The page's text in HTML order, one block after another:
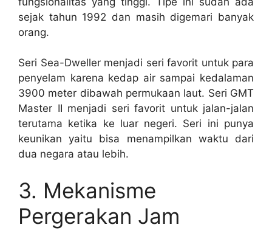
sejak tahun 1992 dan masih digemari banyak
orang.
Seri Sea-Dweller menjadi seri favorit untuk para
penyelam karena kedap air sampai kedalaman
3900 meter dibawah permukaan laut. Seri GMT
Master II menjadi seri favorit untuk jalan-jalan
terutama ketika ke luar negeri. Seri ini punya
keunikan yaitu bisa menampilkan waktu dari
dua negara atau lebih.
3. Mekanisme
Pergerakan Jam